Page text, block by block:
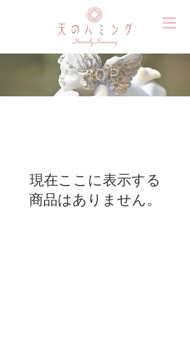
SHOP
現在ここに表示する
商品はありません。